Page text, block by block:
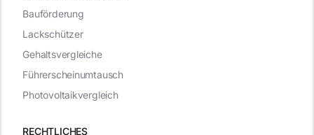
RECHTLICHES
Bauförderung
Lackschützer
Gehaltsvergleiche
Führerscheinumtausch
Photovoltaikvergleich